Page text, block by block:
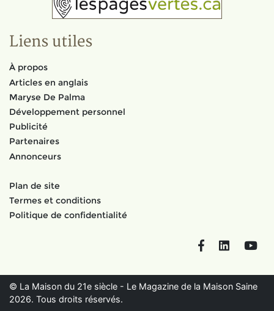
Liens utiles
À propos
Articles en anglais
Maryse De Palma
Développement personnel
Publicité
Partenaires
Annonceurs
Plan de site
Termes et conditions
Politique de confidentialité
FacebookLinkedIn
© La Maison du 21e siècle - Le Magazine de la Maison Saine
2026. Tous droits réservés.